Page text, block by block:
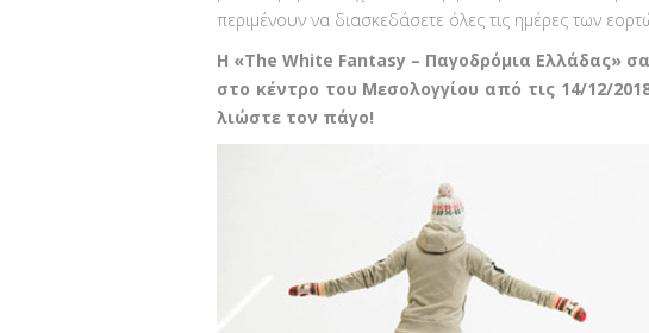
περιμένουν να διασκεδάσετε όλες τις ημέρες των
Η «The White Fantasy – Παγοδρόμια Ελλάδας»
στο κέντρο του Μεσολογγίου από τις 14/12/
λιώστε τον πάγο!